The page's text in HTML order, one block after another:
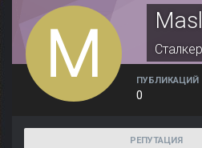
ПУБЛИКАЦИЙ
0
РЕПУТАЦИЯ